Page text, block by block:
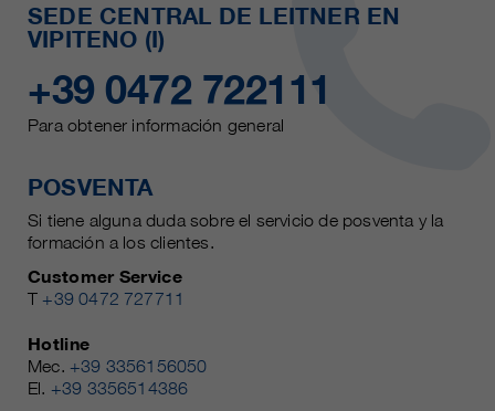
SEDE CENTRAL DE LEITNER EN
VIPITENO (I)
+39 0472 722111
Para obtener información general
POSVENTA
Si tiene alguna duda sobre el servicio de posventa y la
formación a los clientes.
Customer Service
T +39 0472 727711
Hotline
Mec. +39 3356156050
El. +39 3356514386